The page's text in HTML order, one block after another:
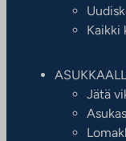
Kaikki
Jätä